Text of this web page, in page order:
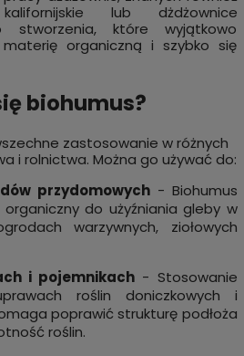
lub dżdżownice
które wyjątkowo
materię organiczną i szybko się
biohumus?
zastosowanie w różnych
i rolnictwa. Można go używać do:
przydomowych - Biohumus
do użyźniania gleby w
warzywnych, ziołowych
i pojemnikach - Stosowanie
roślin doniczkowych i
poprawić strukturę podłoża
roślin.